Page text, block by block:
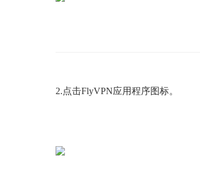
2.点击FlyVPN应用程序图标。